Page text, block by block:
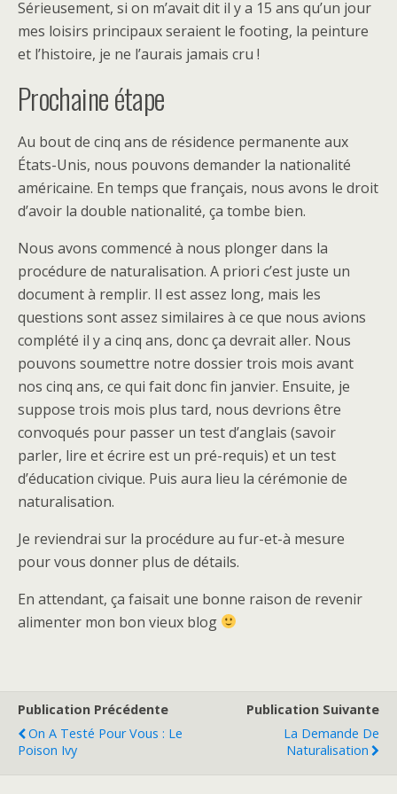
Sérieusement, si on m’avait dit il y a 15 ans qu’un jour
mes loisirs principaux seraient le footing, la peinture
et l’histoire, je ne l’aurais jamais cru !
Prochaine étape
Au bout de cinq ans de résidence permanente aux
États-Unis, nous pouvons demander la nationalité
américaine. En temps que français, nous avons le droit
d’avoir la double nationalité, ça tombe bien.
Nous avons commencé à nous plonger dans la
procédure de naturalisation. A priori c’est juste un
document à remplir. Il est assez long, mais les
questions sont assez similaires à ce que nous avions
complété il y a cinq ans, donc ça devrait aller. Nous
pouvons soumettre notre dossier trois mois avant
nos cinq ans, ce qui fait donc fin janvier. Ensuite, je
suppose trois mois plus tard, nous devrions être
convoqués pour passer un test d’anglais (savoir
parler, lire et écrire est un pré-requis) et un test
d’éducation civique. Puis aura lieu la cérémonie de
naturalisation.
Je reviendrai sur la procédure au fur-et-à mesure
pour vous donner plus de détails.
En attendant, ça faisait une bonne raison de revenir
alimenter mon bon vieux blog
Publication Précédente
On A Testé Pour Vous : Le
Poison Ivy
Publication Suivante
La Demande De
Naturalisation